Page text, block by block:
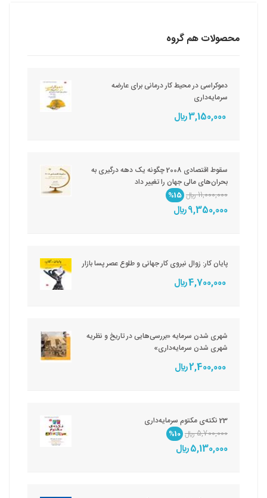
محصولات هم گروه
دموکراسی در محیط کار درمانی برای عارضه
سرمایه‌داری
3,150,000 ريال
سقوط اقتصادی 2008 چگونه یک دهه درگیری به
بحران‌های مالی جهان را تغییر داد
11,000,000 ريال
%15
9,350,000 ريال
پایان کار: زوال نیروی کار جهانی و طلوع عصر پسا بازار
4,700,000 ريال
شهری شدن سرمایه «بررسی‌هایی در تاریخ و نظریه
شهری شدن سرمایه‌داری»
2,400,000 ريال
23 نکته‌ی مکتوم سرمایه‌داری
5,700,000 ريال
%10
5,130,000 ريال